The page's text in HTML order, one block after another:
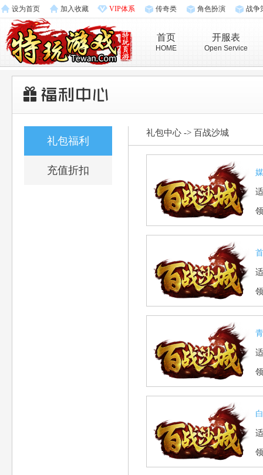
设为首页 加入收藏 VIP体系 传奇类 角色扮演 战争
首页
HOME
开服表
Open Service
礼包福利
充值折扣
礼包中心 -> 百战沙城